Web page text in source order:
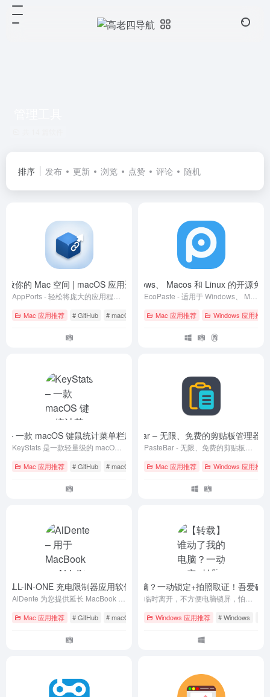
排序 发布 更新 浏览 点赞 评论 随机
放你的 Mac 空间 | macOS 应用迁移工具
- v1.8.0
Mac 应用推荐 # GitHub # macOS # 下载
EcoPaste – 适用于 Windows、 Macos 和 Linux 的开源免
Mac 应用推荐 Windows 应用推荐
– 一款 macOS 键鼠统计菜单栏应用
- v1.13
Mac 应用推荐 # GitHub # macOS # 免费
PasteBar – 无限、免费的剪贴板管理器
Mac 应用推荐 Windows 应用推荐
ALL-IN-ONE 充电限制器应用软件（官方版 + 破解版）- v1.34.1
Mac 应用推荐 # GitHub # macOS # 免费
【转载】谁动了我的电脑？一动锁定+拍照取证！吾爱破
Windows 应用推荐 # Windows